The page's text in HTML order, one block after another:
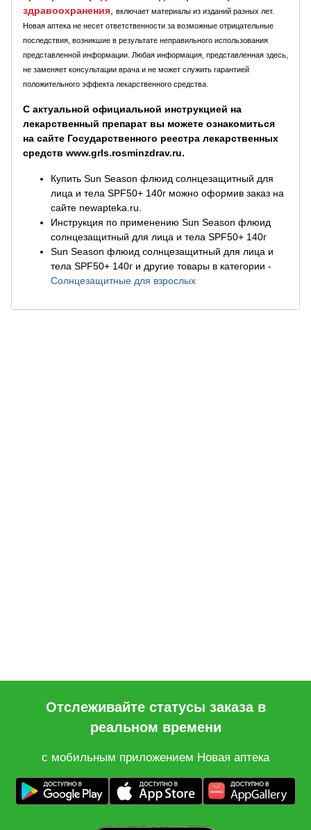
здравоохранения
включает материалы из изданий разных лет.
Новая аптека не несет ответственности за возможные отрицательные
последствия, возникшие в результате неправильного использования
представленной информации. Любая информация, представленная здесь,
не заменяет консультации врача и не может служить гарантией
положительного эффекта лекарственного средства.
С актуальной официальной инструкцией на
лекарственный препарат вы можете ознакомиться
на сайте Государственного реестра лекарственных
средств www.grls.rosminzdrav.ru.
Купить Sun Season флюид солнцезащитный для
лица и тела SPF50+ 140г можно оформив заказ на
сайте newapteka.ru.
Инструкция по применению Sun Season флюид
солнцезащитный для лица и тела SPF50+ 140г
Sun Season флюид солнцезащитный для лица и
тела SPF50+ 140г и другие товары в категории -
Солнцезащитные для взрослых
Отслеживайте статусы заказа в
реальном времени
с мобильным приложением Новая аптека